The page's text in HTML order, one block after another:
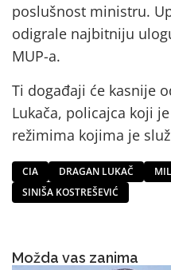
poslušnost ministru.
odigrale najbitniju
MUP-a.
Ti događaji će kasnije
Lukača, policajca koji
režimima kojima je
CIA DRAGAN LUKAČ
SINIŠA KOSTREŠEVIĆ
Možda vas zanima